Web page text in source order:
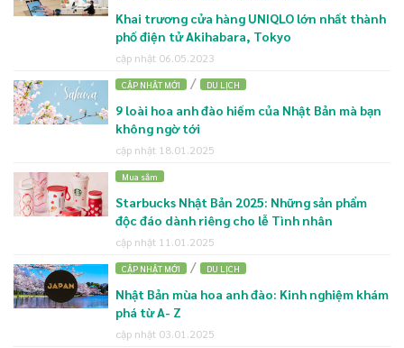
Khai trương cửa hàng UNIQLO lớn nhất thành
phố điện tử Akihabara, Tokyo
cập nhật 06.05.2023
CẬP NHẬT MỚI / DU LỊCH
9 loài hoa anh đào hiếm của Nhật Bản mà bạn
không ngờ tới
cập nhật 18.01.2025
Mua sắm
Starbucks Nhật Bản 2025: Những sản phẩm
độc đáo dành riêng cho lễ Tình nhân
cập nhật 11.01.2025
CẬP NHẬT MỚI / DU LỊCH
Nhật Bản mùa hoa anh đào: Kinh nghiệm khám
phá từ A- Z
cập nhật 03.01.2025